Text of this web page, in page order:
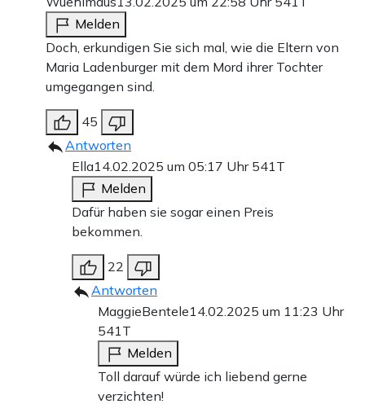
Melden
Doch, erkundigen Sie sich mal, wie die Eltern von
Maria Ladenburger mit dem Mord ihrer Tochter
umgegangen sind.
45
Antworten
Ella14.02.2025 um 05:17 Uhr 541T
Melden
Dafür haben sie sogar einen Preis
bekommen.
22
Antworten
MaggieBentele14.02.2025 um 11:23 Uhr
541T
Melden
Toll darauf würde ich liebend gerne
verzichten!